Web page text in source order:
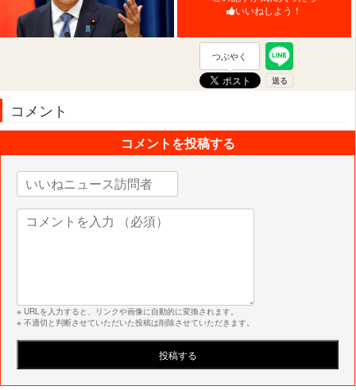
いいねしよう！
つぶやく
コメント
コメントを投稿する
※ URLを入力すると、リンクや画像に自動的に変換されます。
※ 不適切と判断させていただいた投稿は削除させていただきます。